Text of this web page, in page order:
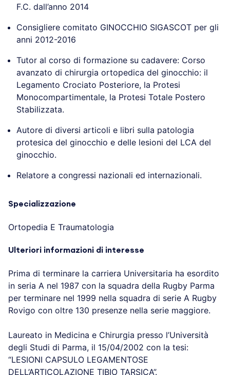
F.C. dall’anno 2014
Consigliere comitato GINOCCHIO SIGASCOT per gli
anni 2012-2016
Tutor al corso di formazione su cadavere: Corso
avanzato di chirurgia ortopedica del ginocchio: il
Legamento Crociato Posteriore, la Protesi
Monocompartimentale, la Protesi Totale Postero
Stabilizzata.
Autore di diversi articoli e libri sulla patologia
protesica del ginocchio e delle lesioni del LCA del
ginocchio.
Relatore a congressi nazionali ed internazionali.
Specializzazione
Ortopedia E Traumatologia
Ulteriori informazioni di interesse
Prima di terminare la carriera Universitaria ha esordito
in seria A nel 1987 con la squadra della Rugby Parma
per terminare nel 1999 nella squadra di serie A Rugby
Rovigo con oltre 130 presenze nella serie maggiore.
Laureato in Medicina e Chirurgia presso l’Università
degli Studi di Parma, il 15/04/2002 con la tesi:
“LESIONI CAPSULO LEGAMENTOSE
DELL’ARTICOLAZIONE TIBIO TARSICA”.